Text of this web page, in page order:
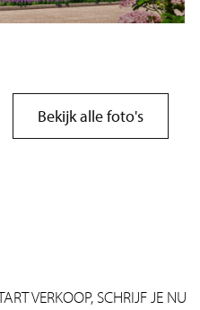
Bekijk alle foto's
VERKOOP, SCHRIJF JE NU